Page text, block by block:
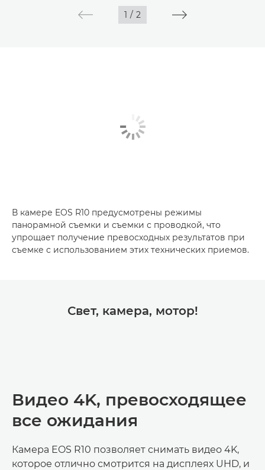
1 / 2
В камере EOS R10 предусмотрены режимы
панорамной съемки и съемки с проводкой, что
упрощает получение превосходных результатов при
съемке с использованием этих технических приемов.
Свет, камера, мотор!
Видео 4K, превосходящее
все ожидания
Камера EOS R10 позволяет снимать видео 4K,
которое отлично смотрится на дисплеях UHD, и